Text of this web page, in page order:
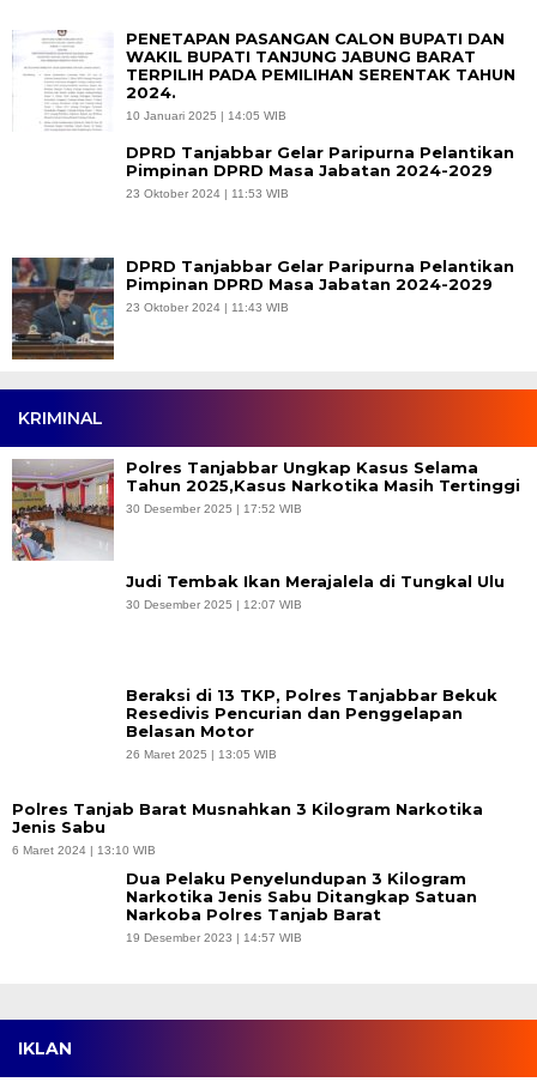
PENETAPAN PASANGAN CALON BUPATI DAN
WAKIL BUPATI TANJUNG JABUNG BARAT
TERPILIH PADA PEMILIHAN SERENTAK TAHUN
2024.
10 Januari 2025 | 14:05 WIB
DPRD Tanjabbar Gelar Paripurna Pelantikan
Pimpinan DPRD Masa Jabatan 2024-2029
23 Oktober 2024 | 11:53 WIB
DPRD Tanjabbar Gelar Paripurna Pelantikan
Pimpinan DPRD Masa Jabatan 2024-2029
23 Oktober 2024 | 11:43 WIB
KRIMINAL
Polres Tanjabbar Ungkap Kasus Selama
Tahun 2025,Kasus Narkotika Masih Tertinggi
30 Desember 2025 | 17:52 WIB
Judi Tembak Ikan Merajalela di Tungkal Ulu
30 Desember 2025 | 12:07 WIB
Beraksi di 13 TKP, Polres Tanjabbar Bekuk
Resedivis Pencurian dan Penggelapan
Belasan Motor
26 Maret 2025 | 13:05 WIB
Polres Tanjab Barat Musnahkan 3 Kilogram Narkotika
Jenis Sabu
6 Maret 2024 | 13:10 WIB
Dua Pelaku Penyelundupan 3 Kilogram
Narkotika Jenis Sabu Ditangkap Satuan
Narkoba Polres Tanjab Barat
19 Desember 2023 | 14:57 WIB
IKLAN